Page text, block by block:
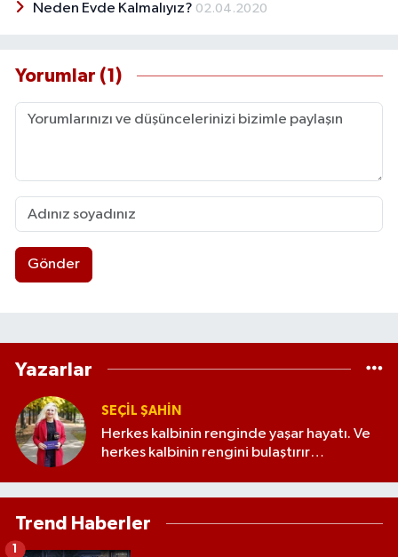
Neden Evde Kalmalıyız? 02.04.2020
Yorumlar (1)
Gönder
Yazarlar
SEÇIL ŞAHIN
Herkes kalbinin renginde yaşar hayatı. Ve
herkes kalbinin rengini bulaştırır
Trend Haberler
1